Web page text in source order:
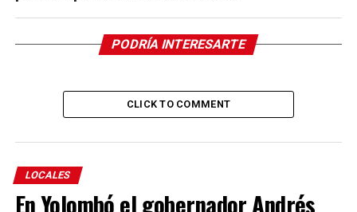
PODRÍA INTERESARTE
CLICK TO COMMENT
LOCALES
En Yolombó el gobernador Andrés